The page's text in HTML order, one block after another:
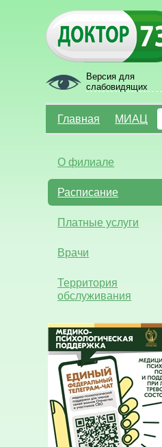
Версия для
слабовидящих
Главная МИАЦ
О филиале
Расписание
Платные услуги
Врачи
Территория
обслуживания